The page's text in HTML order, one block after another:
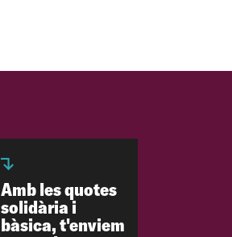
Amb les quotes
solidària i
bàsica, t'enviem